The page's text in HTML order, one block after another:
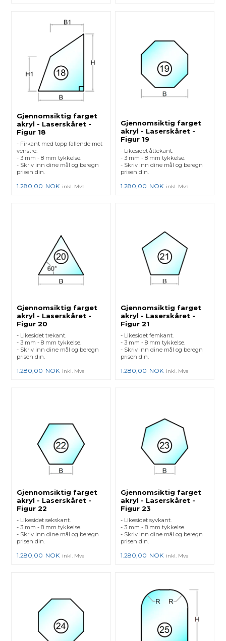
Gjennomsiktig farget
akryl - Laserskåret -
Figur 18
- Firkant med topp fallende mot
venstre.
- 3 mm - 8 mm tykkelse.
- Skriv inn dine mål og beregn
prisen din.
1.280,00 NOK inkl. Mva
Gjennomsiktig farget
akryl - Laserskåret -
Figur 19
- Likesidet åttekant.
- 3 mm - 8 mm tykkelse.
- Skriv inn dine mål og beregn
prisen din.
1.280,00 NOK inkl. Mva
Gjennomsiktig farget
akryl - Laserskåret -
Figur 20
- Likesidet trekant.
- 3 mm - 8 mm tykkelse.
- Skriv inn dine mål og beregn
prisen din.
1.280,00 NOK inkl. Mva
Gjennomsiktig farget
akryl - Laserskåret -
Figur 21
- Likesidet femkant.
- 3 mm - 8 mm tykkelse.
- Skriv inn dine mål og beregn
prisen din.
1.280,00 NOK inkl. Mva
Gjennomsiktig farget
akryl - Laserskåret -
Figur 22
- Likesidet sekskant.
- 3 mm - 8 mm tykkelse.
- Skriv inn dine mål og beregn
prisen din.
1.280,00 NOK inkl. Mva
Gjennomsiktig farget
akryl - Laserskåret -
Figur 23
- Likesidet syvkant.
- 3 mm - 8 mm tykkelse.
- Skriv inn dine mål og beregn
prisen din.
1.280,00 NOK inkl. Mva